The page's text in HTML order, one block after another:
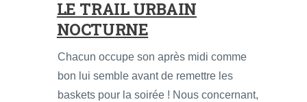
LE TRAIL URBAIN
NOCTURNE
Chacun occupe son après midi comme
bon lui semble avant de remettre les
baskets pour la soirée ! Nous concernant,